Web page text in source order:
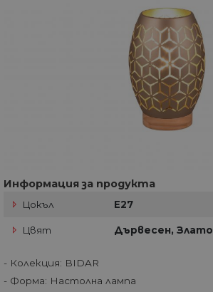
Информация за продукта
Цокъл E27
Цвят Дървесен, Злато
- Колекция: BIDAR
- Форма: Настолна лампа